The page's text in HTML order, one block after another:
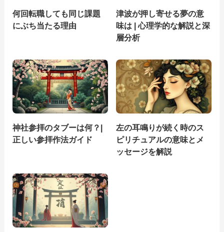
何回転職しても同じ課題
にぶち当たる理由
津波が押し寄せる夢の意
味は | 心理学的な解説と深
層分析
神社参拝のタブーは何？|
正しい参拝作法ガイド
左の耳鳴りが続く時のス
ピリチュアルの意味とメ
ッセージを解説